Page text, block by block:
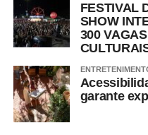
FESTIVAL
SHOW
300
garante